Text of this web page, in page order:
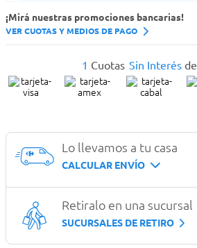
¡Mirá nuestras promociones bancarias!
VER CUOTAS Y MEDIOS DE PAGO
1 Cuotas Sin Interés de
Lo llevamos a tu casa
CALCULAR ENVÍO
Retiralo en una sucursal
SUCURSALES DE RETIRO